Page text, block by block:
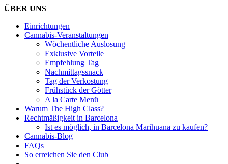
ÜBER UNS
Einrichtungen
Cannabis-Veranstaltungen
Wöchentliche Auslosung
Exklusive Vorteile
Empfehlung Tag
Nachmittagssnack
Tag der Verkostung
Frühstück der Götter
A la Carte Menü
Warum The High Class?
Rechtmäßigkeit in Barcelona
Ist es möglich, in Barcelona Marihuana zu kaufen?
Cannabis-Blog
FAQs
So erreichen Sie den Club